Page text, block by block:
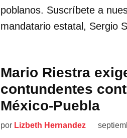
poblanos. Suscríbete a
mandatario estatal, Sergio
Mario Riestra
contundentes
México-Puebla
por Lizbeth Hernandez